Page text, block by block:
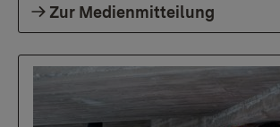
Zur Medienmitteilung